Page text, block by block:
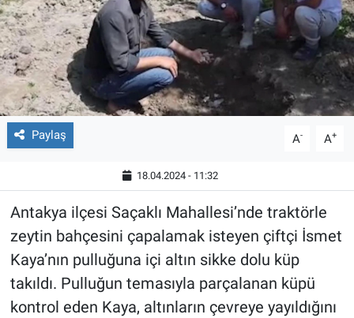
Paylaş A- A+
18.04.2024 - 11:32
Antakya ilçesi Saçaklı Mahallesi’nde traktörle
zeytin bahçesini çapalamak isteyen çiftçi İsmet
Kaya’nın pulluğuna içi altın sikke dolu küp
takıldı. Pulluğun temasıyla parçalanan küpü
kontrol eden Kaya, altınların çevreye yayıldığını